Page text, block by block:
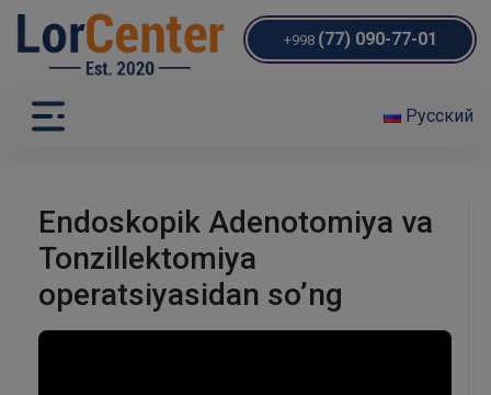
+998 (77) 090-77-01
Русский
Endoskopik Adenotomiya va
Tonzillektomiya
operatsiyasidan so’ng